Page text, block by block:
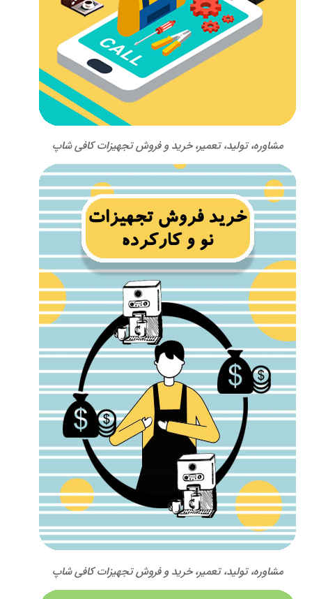
مشاوره، تولید، تعمیر، خرید و فروش تجهیزات کافی شاپ
مشاوره، تولید، تعمیر، خرید و فروش تجهیزات کافی شاپ